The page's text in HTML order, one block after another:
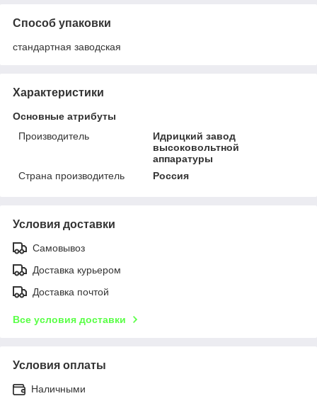
Способ упаковки
стандартная заводская
Характеристики
Основные атрибуты
Производитель
Идрицкий завод
высоковольтной
аппаратуры
Страна производитель
Россия
Условия доставки
Самовывоз
Доставка курьером
Доставка почтой
Все условия доставки
Условия оплаты
Наличными